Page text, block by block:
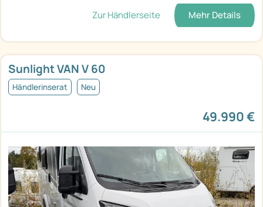
Zur Händlerseite Mehr Details
Sunlight VAN V 60
Händlerinserat Neu
49.990 €